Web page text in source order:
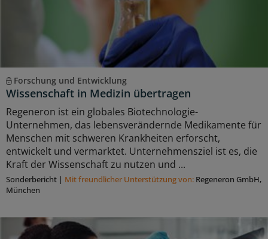
Forschung und Entwicklung
Wissenschaft in Medizin übertragen
Regeneron ist ein globales Biotechnologie-
Unternehmen, das lebensverändernde Medikamente für
Menschen mit schweren Krankheiten erforscht,
entwickelt und vermarktet. Unternehmensziel ist es, die
Kraft der Wissenschaft zu nutzen und ...
Sonderbericht | Mit freundlicher Unterstützung von: Regeneron GmbH,
München